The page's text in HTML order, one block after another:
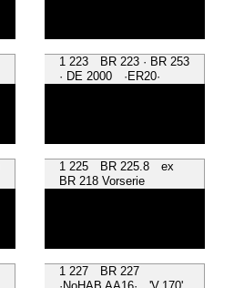
1 223 BR 223 · BR 253
· DE 2000 ·ER20·
1 225 BR 225.8 ex
BR 218 Vorserie
1 227 BR 227